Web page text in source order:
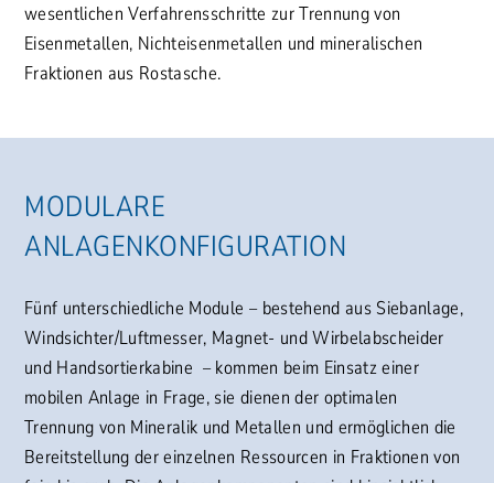
wesentlichen Verfahrensschritte zur Trennung von
Eisenmetallen, Nichteisenmetallen und mineralischen
Fraktionen aus Rostasche.
MODULARE
ANLAGENKONFIGURATION
Fünf unterschiedliche Module – bestehend aus Siebanlage,
Windsichter/Luftmesser, Magnet- und Wirbelabscheider
und Handsortierkabine – kommen beim Einsatz einer
mobilen Anlage in Frage, sie dienen der optimalen
Trennung von Mineralik und Metallen und ermöglichen die
Bereitstellung der einzelnen Ressourcen in Fraktionen von